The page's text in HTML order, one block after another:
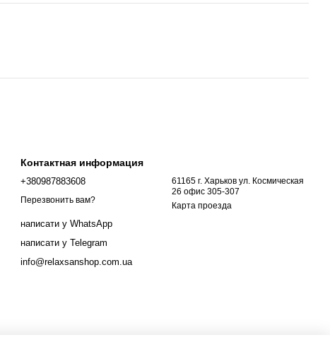
Контактная информация
+380987883608
Перезвонить вам?
написати у WhatsApp
написати у Telegram
info@relaxsanshop.com.ua
61165 г. Харьков ул. Космическая
26 офис 305-307
Карта проезда